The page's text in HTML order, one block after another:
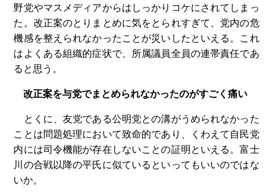
野党やマスメディアからはしっかりコケにされてしまっ
た。改正案のとりまとめに気をとられすぎて、党内の危
機感を整えられなかったことが災いしたといえる。これ
はよくある組織的症状で、所属議員全員の連帯責任であ
ると思う。
改正案を与党でまとめられなかったのがすごく痛い
とくに、友党である公明党との溝がうめられなかった
ことは問題処理において致命的であり、くわえて自民党
内には司令機能が存在しないことの証明といえる。富士
川の合戦以降の平氏に似ているといってもいいのではな
いか。